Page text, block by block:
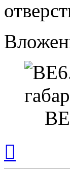
началу